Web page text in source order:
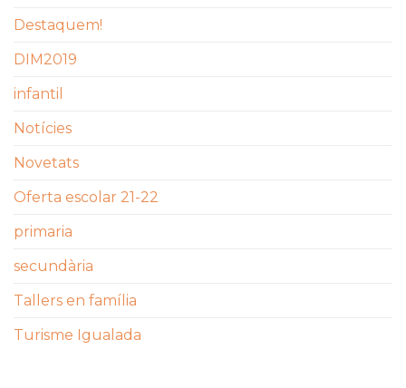
Destaquem!
DIM2019
infantil
Notícies
Novetats
Oferta escolar 21-22
primaria
secundària
Tallers en família
Turisme Igualada